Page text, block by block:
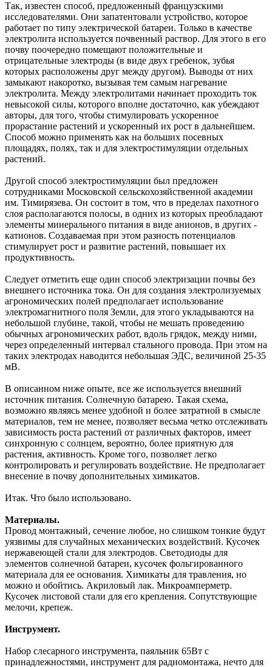
Так, известен способ, предложенный французскими
исследователями. Они запатентовали устройство, которое
работает по типу электрической батареи. Только в качестве
электролита используется почвенный раствор. Для этого в его
почву поочередно помещают положительные и
отрицательные электроды (в виде двух гребенок, зубья
которых расположены друг между другом). Выводы от них
замыкают накоротко, вызывая тем самым нагревание
электролита. Между электролитами начинает проходить ток
невысокой силы, которого вполне достаточно, как убеждают
авторы, для того, чтобы стимулировать ускоренное
прорастание растений и ускоренный их рост в дальнейшем.
Способ можно применять как на больших посевных
площадях, полях, так и для электростимуляции отдельных
растений.
Другой способ электростимуляции был предложен
сотрудниками Московской сельскохозяйственной академии
им. Тимирязева. Он состоит в том, что в пределах пахотного
слоя располагаются полосы, в одних из которых преобладают
элементы минерального питания в виде анионов, в других -
катионов. Создаваемая при этом разность потенциалов
стимулирует рост и развитие растений, повышает их
продуктивность.
Следует отметить еще один способ электризации почвы без
внешнего источника тока. Он для создания электролизуемых
агрономических полей предполагает использование
электромагнитного поля Земли, для этого укладываются на
небольшой глубине, такой, чтобы не мешать проведению
обычных агрономических работ, вдоль грядок, между ними,
через определенный интервал стального провода. При этом на
таких электродах наводится небольшая ЭДС, величиной 25-35
мВ.
В описанном ниже опыте, все же используется внешний
источник питания. Солнечную батарею. Такая схема,
возможно являясь менее удобной и более затратной в смысле
материалов, тем не менее, позволяет весьма четко отслеживать
зависимость роста растений от различных факторов, имеет
синхронную с солнцем, вероятно, более приятную для
растения, активность. Кроме того, позволяет легко
контролировать и регулировать воздействие. Не предполагает
внесение в почву дополнительных химикатов.
Итак. Что было использовано.
Материалы.
Провод монтажный, сечение любое, но слишком тонкие будут
уязвимы для случайных механических воздействий. Кусочек
нержавеющей стали для электродов. Светодиоды для
элементов солнечной батареи, кусочек фольгированного
материала для ее основания. Химикаты для травления, но
можно и обойтись. Акриловый лак. Микроамперметр.
Кусочек листовой стали для его крепления. Сопутствующие
мелочи, крепеж.
Инструмент.
Набор слесарного инструмента, паяльник 65Вт с
принадлежностями, инструмент для радиомонтажа, нечто для